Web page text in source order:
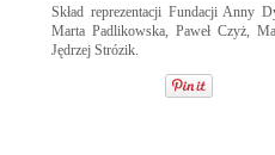
Skład reprezentacji Fundacji Anny
Marta Padlikowska, Paweł Czyż,
Jędrzej Strózik.